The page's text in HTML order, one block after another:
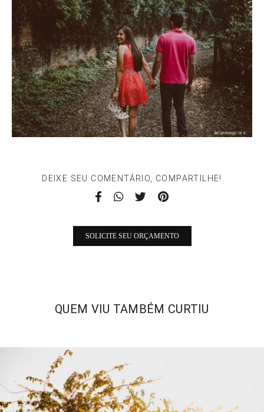
DEIXE SEU COMENTÁRIO, COMPARTILHE!
SOLICITE SEU ORÇAMENTO
QUEM VIU TAMBÉM CURTIU